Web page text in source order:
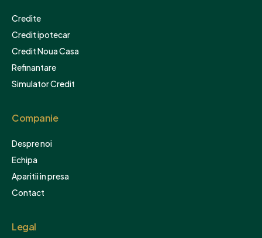
Credite
Credit ipotecar
Credit Noua Casa
Refinantare
Simulator Credit
Companie
Despre noi
Echipa
Aparitii in presa
Contact
Legal